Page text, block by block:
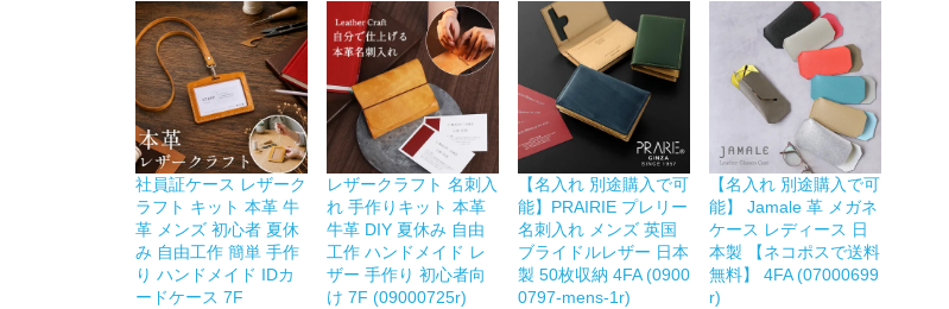
社員証ケース レザーク
ラフト キット 本革 牛
革 メンズ 初心者 夏休
み 自由工作 簡単 手作
り ハンドメイド IDカ
ードケース 7F
レザークラフト 名刺入
れ 手作りキット 本革
牛革 DIY 夏休み 自由
工作 ハンドメイド レ
ザー 手作り 初心者向
け 7F (09000725r)
【名入れ 別途購入で可
能】PRAIRIE プレリー
名刺入れ メンズ 英国
ブライドルレザー 日本
製 50枚収納 4FA (0900
0797-mens-1r)
【名入れ 別途購入で可
能】 Jamale 革 メガネ
ケース レディース 日
本製 【ネコポスで送料
無料】 4FA (07000699
r)